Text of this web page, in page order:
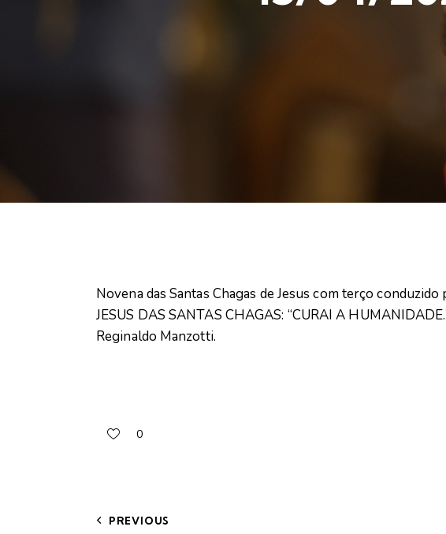
Novena das Santas Chagas de Jesus com terço
JESUS DAS SANTAS CHAGAS: “CURAI A
Reginaldo Manzotti.
0
PREVIOUS